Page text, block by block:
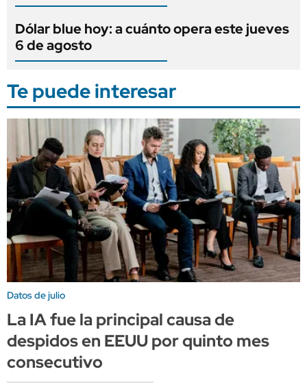
Dólar blue hoy: a cuánto opera este jueves
6 de agosto
Te puede interesar
Datos de julio
La IA fue la principal causa de
despidos en EEUU por quinto mes
consecutivo